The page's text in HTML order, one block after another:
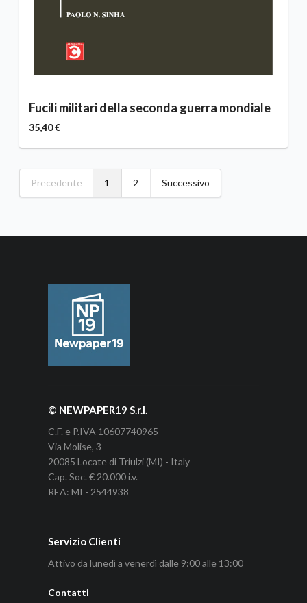
Fucili militari della seconda guerra mondiale
35,40 €
Precedente 1 2 Successivo
© NEWPAPER19 S.r.l.
C.F. e P.IVA 10607740965
Via Molise, 3
20085 Locate di Triulzi (MI) - Italy
Cap. Soc. € 20.000 i.v.
REA: MI - 2544938
Servizio Clienti
Attivo da lunedì a venerdì dalle 9:00 alle 13:00
Contatti